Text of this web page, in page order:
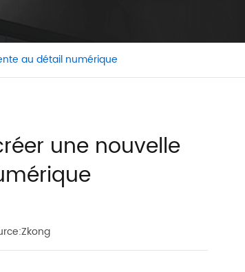
au détail numérique
une nouvelle